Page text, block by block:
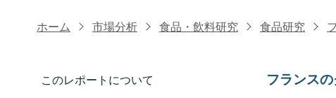
ホーム 市場分析 食品・飲料研究 食品研究
このレポートについて フランス